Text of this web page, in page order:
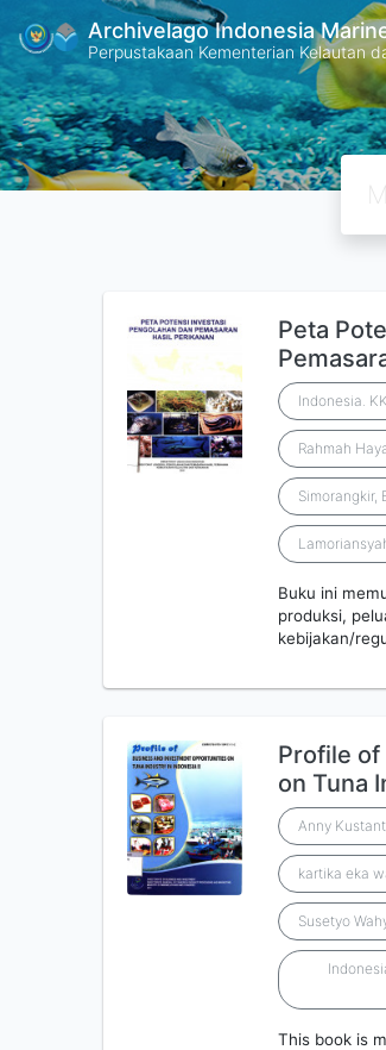
Archivelago Indonesia
Perpustakaan Kementerian Kelautan
Peta
Indonesia.
Rahmah
Simorangkir,
Buku ini
produksi,
kebijakan/
Profile
on Tuna
Anny
kartika eka
Susetyo
This book is